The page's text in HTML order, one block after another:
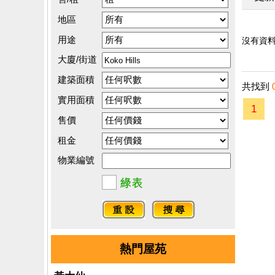
地區
用途
大廈/街道
建築面積
實用面積
售價
租金
物業編號
熱門屋苑
沒有資料
共找到
1